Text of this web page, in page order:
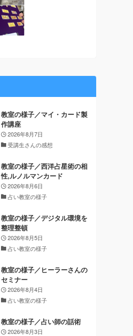
教室の様子／マイ・カード製
作講座
2026年8月7日
受講生さんの感想
教室の様子／西洋占星術の相
性,ルノルマンカード
2026年8月6日
占い教室の様子
教室の様子／デジタル環境を
整理整頓
2026年8月5日
占い教室の様子
教室の様子／ヒーラーさんの
セミナー
2026年8月4日
占い教室の様子
教室の様子／占い師の話術
2026年8月3日